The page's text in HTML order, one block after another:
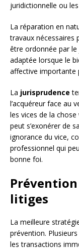
juridictionnelle ou
La réparation en
travaux nécessaires
être ordonnée par
adaptée lorsque le
affective importante
La jurisprudence
l’acquéreur face au
les vices de la chose
peut s’exonérer de
ignorance du vice,
professionnel qui
bonne foi.
litiges
La meilleure
prévention.
les transactions